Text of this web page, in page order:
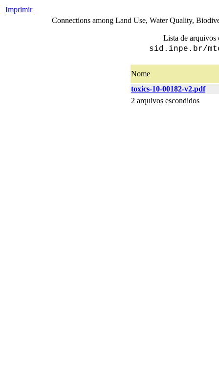
Imprimir
Connections among Land Use, Water Quality,
Lista de arquivos
sid.inpe.br/
Nome
toxics-10-00182-v2.pdf
2 arquivos escondidos